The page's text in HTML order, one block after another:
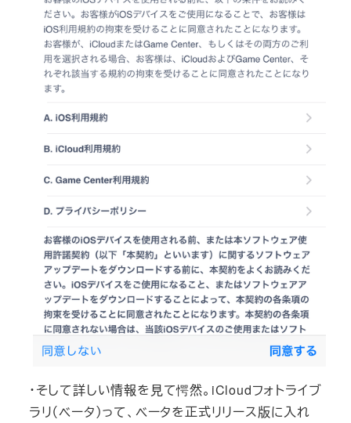
・そして詳しい情報を見て愕然。iCloudフォトライブ
ラリ（ベータ）って、ベータを正式リリース版に入れ